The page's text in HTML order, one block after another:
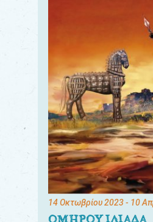
14 Οκτωβρίου 2023- 10
ΟΜΗΡΟΥ ΙΛΙΑΔΑ